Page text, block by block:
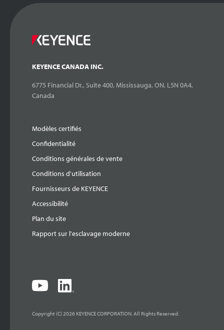
KEYENCE CANADA INC.
6775 Financial Dr., Suite 400, Mississauga, ON. L5N 0A4,
Canada
Modèles certifiés
Confidentialité
Conditions générales de vente
Conditions d'utilisation
Fournisseurs de KEYENCE
Accessibilité
Plan du site
Rapport sur l'esclavage moderne
Copyright (C) 2026 KEYENCE CORPORATION. All Rights Reserved.